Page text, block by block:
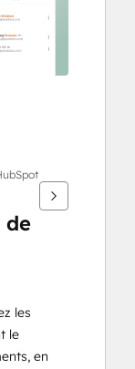
de
les
le
en